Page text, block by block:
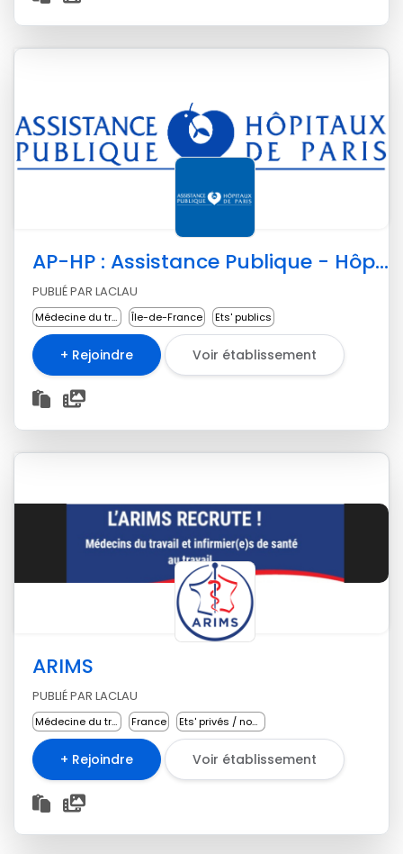
AP-HP : Assistance Publique - Hôpitaux de Paris
PUBLIÉ PAR LACLAU
Médecine du travail Île-de-France Ets' publics
+ Rejoindre Voir établissement
ARIMS
PUBLIÉ PAR LACLAU
Médecine du travail France Ets' privés / non lucratifs
+ Rejoindre Voir établissement